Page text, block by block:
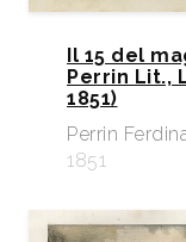
Il 15 del
Perrin Lit.,
1851)
Perrin
1851